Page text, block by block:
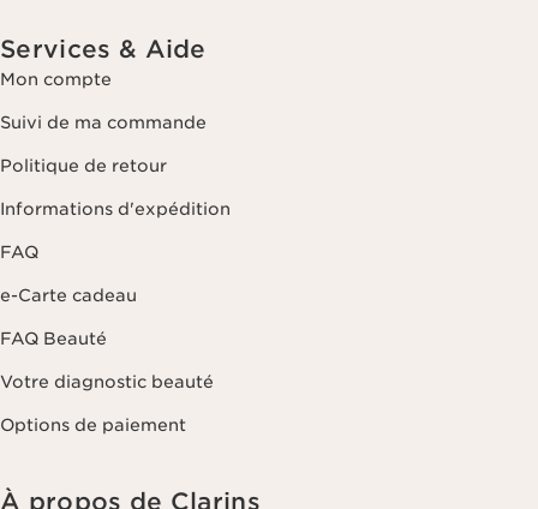
Services & Aide
Mon compte
Suivi de ma commande
Politique de retour
Informations d'expédition
FAQ
e-Carte cadeau
FAQ Beauté
Votre diagnostic beauté
Options de paiement
À propos de Clarins